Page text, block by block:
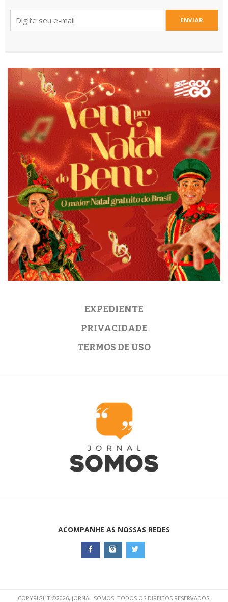
ENVIAR
EXPEDIENTE
PRIVACIDADE
TERMOS DE USO
ACOMPANHE AS NOSSAS REDES
COPYRIGHT ©2026, JORNAL SOMOS. TODOS OS DIREITOS RESERVADOS.